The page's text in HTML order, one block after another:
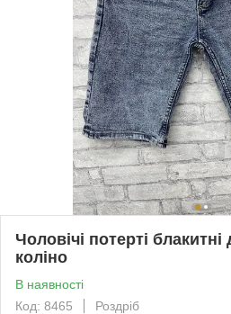
Чоловічі потерті
коліно
В наявності
Код: 8465
Роздріб